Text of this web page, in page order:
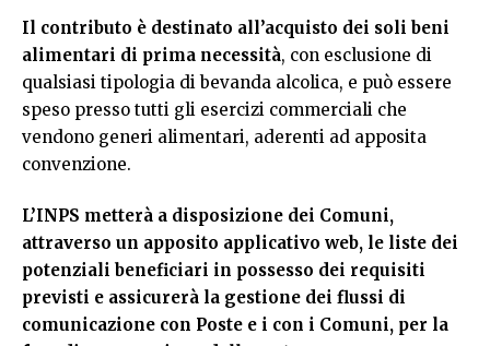
Il contributo è destinato all’acquisto dei soli beni
alimentari di prima necessità, con esclusione di
qualsiasi tipologia di bevanda alcolica, e può essere
speso presso tutti gli esercizi commerciali che
vendono generi alimentari, aderenti ad apposita
convenzione.
L’INPS metterà a disposizione dei Comuni,
attraverso un apposito applicativo web, le liste dei
potenziali beneficiari in possesso dei requisiti
previsti e assicurerà la gestione dei flussi di
comunicazione con Poste e i con i Comuni, per la